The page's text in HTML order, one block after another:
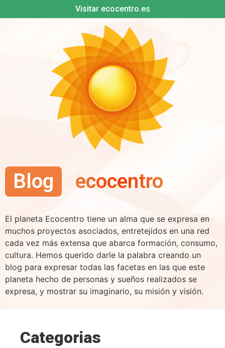
Visitar ecocentro.es
Blog ecocentro
El planeta Ecocentro tiene un alma que se expresa en
muchos proyectos asociados, entretejidos en una red
cada vez más extensa que abarca formación, consumo,
cultura. Hemos querido darle la palabra creando un
blog para expresar todas las facetas en las que este
planeta hecho de personas y sueños realizados se
expresa, y mostrar su imaginario, su misión y visión.
Categorias